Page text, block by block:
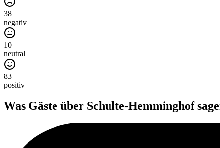
38
negativ
10
neutral
83
positiv
Was Gäste über Schulte-Hemminghof